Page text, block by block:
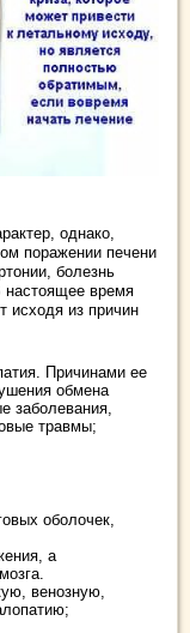
однако,
поражении печени
болезнь
настоящее время
исходя из причин
Причинами ее
обмена
заболевания,
травмы;
оболочек,
а
венозную,